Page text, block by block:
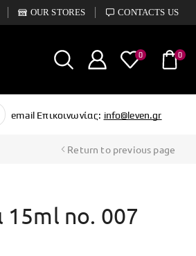
OUR STORES CONTACTS US
0 0
email Επικοινωνίας: info@leven.gr
Return to previous page
15ml no. 007